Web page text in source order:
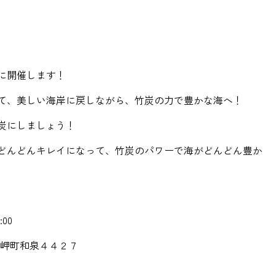
開催します！
美しい海岸に戻しながら、竹炭の力で豊かな海へ！
にしましょう！
んどんキレイになって、竹炭のパワーで海がどんどん豊か
町和泉４４２７